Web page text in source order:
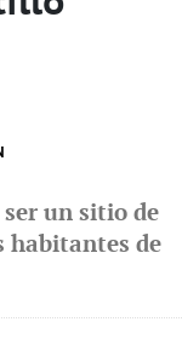
un sitio de
habitantes de